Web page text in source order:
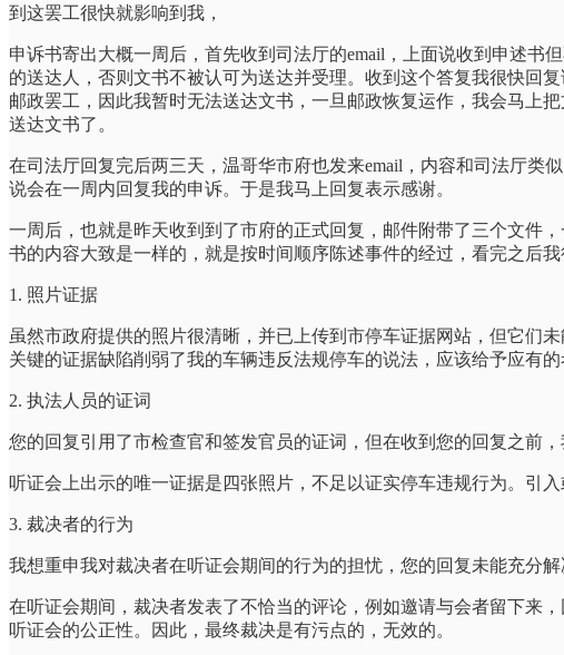
到这罢工很快就影响到我，
申诉书寄出大概一周后，首先收到司法厅的email，上面说收到申述书
的送达人，否则文书不被认可为送达并受理。收到这个答复我很快回
邮政罢工，因此我暂时无法送达文书，一旦邮政恢复运作，我会马上
送达文书了。
在司法厅回复完后两三天，温哥华市府也发来email，内容和司法厅
说会在一周内回复我的申诉。于是我马上回复表示感谢。
一周后，也就是昨天收到到了市府的正式回复，邮件附带了三个文件
书的内容大致是一样的，就是按时间顺序陈述事件的经过，看完之后
1. 照片证据
虽然市政府提供的照片很清晰，并已上传到市停车证据网站，但它们
关键的证据缺陷削弱了我的车辆违反法规停车的说法，应该给予应有的
2. 执法人员的证词
您的回复引用了市检查官和签发官员的证词，但在收到您的回复之前
听证会上出示的唯一证据是四张照片，不足以证实停车违规行为。引
3. 裁决者的行为
我想重申我对裁决者在听证会期间的行为的担忧，您的回复未能充分
在听证会期间，裁决者发表了不恰当的评论，例如邀请与会者留下来
听证会的公正性。因此，最终裁决是有污点的，无效的。